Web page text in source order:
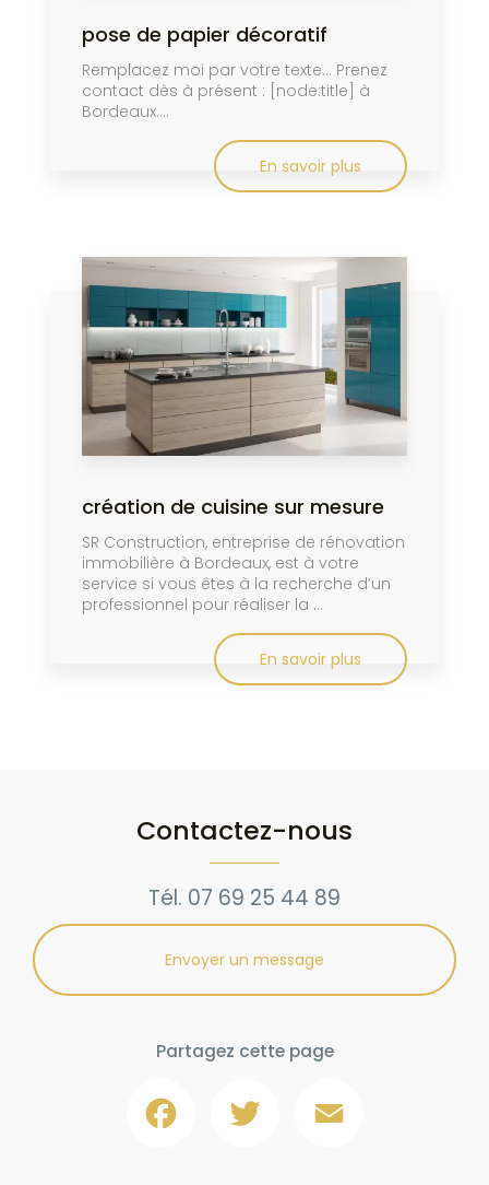
pose de papier décoratif
Remplacez moi par votre texte... Prenez
contact dès à présent : [node:title] à
Bordeaux....
En savoir plus
création de cuisine sur mesure
SR Construction, entreprise de rénovation
immobilière à Bordeaux, est à votre
service si vous êtes à la recherche d’un
professionnel pour réaliser la ...
En savoir plus
Contactez-nous
Tél. 07 69 25 44 89
Envoyer un message
Partagez cette page